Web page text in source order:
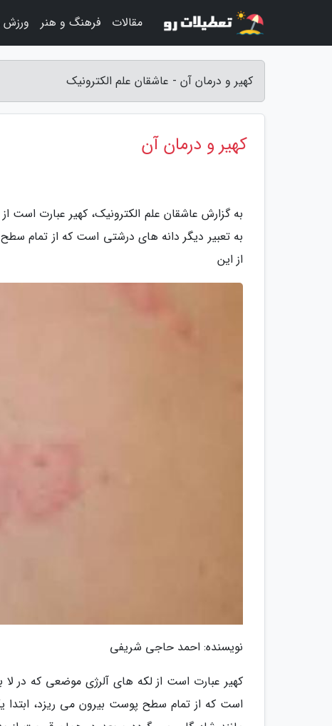
کهیر و درمان آن - عاشقان علم الکترونیک
کهیر و درمان آن
به گزارش عاشقان علم الکترونیک، کهیر عبارت
به تعبیر دیگر دانه های درشتی است که از تمام
از این
نویسنده: احمد حاجی شریفی
کهیر عبارت است از لکه های آلرژی موضعی که در
است که از تمام سطح پوست بیرون می ریزد، ابتدا
مقالات فرهنگ و هنر ورزش